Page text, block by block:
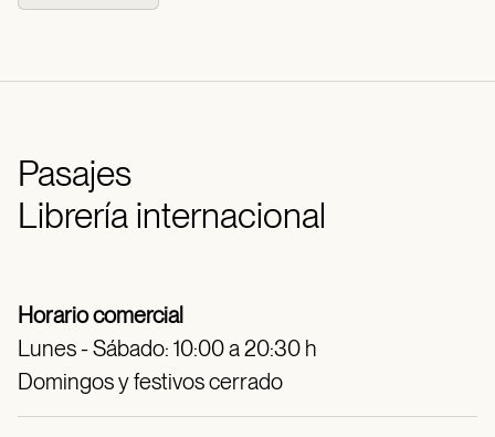
Pasajes
Librería internacional
Horario comercial
Lunes - Sábado: 10:00 a 20:30 h
Domingos y festivos cerrado